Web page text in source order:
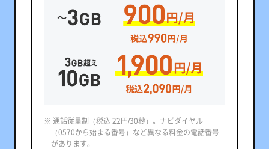
※ 通話従量制（税込 22円/30秒）。ナビダイヤル
（0570から始まる番号）など異なる料金の電話番号
があります。